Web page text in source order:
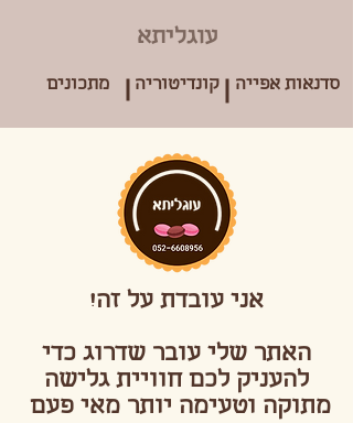
עוגליתא
מתכונים קונדיטוריה סדנאות אפייה
אני עובדת על זה!
האתר שלי עובר שדרוג כדי
להעניק לכם חוויית גלישה
מתוקה וטעימה יותר מאי פעם